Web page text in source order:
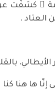
العتاد .
ها هنا كنا